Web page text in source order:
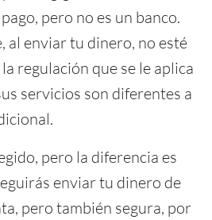
pero no es un banco.
al enviar tu dinero, no esté
regulación que se le aplica
servicios son diferentes a
pero la diferencia es
enviar tu dinero de
pero también segura, por